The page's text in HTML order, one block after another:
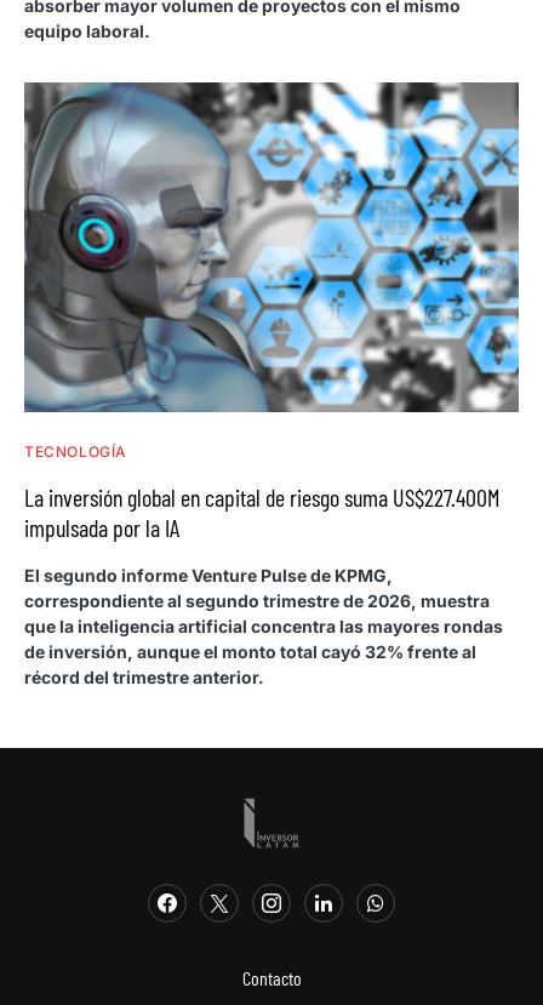
absorber mayor volumen de proyectos con el mismo
equipo laboral.
TECNOLOGÍA
La inversión global en capital de riesgo suma US$227.400M
impulsada por la IA
El segundo informe Venture Pulse de KPMG,
correspondiente al segundo trimestre de 2026, muestra
que la inteligencia artificial concentra las mayores rondas
de inversión, aunque el monto total cayó 32% frente al
récord del trimestre anterior.
Contacto